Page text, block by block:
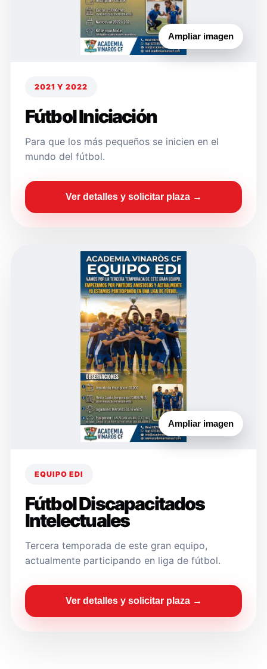
Ampliar imagen
2021 Y 2022
Fútbol Iniciación
Para que los más pequeños se inicien en el
mundo del fútbol.
Ver detalles y solicitar plaza →
Ampliar imagen
EQUIPO EDI
Fútbol Discapacitados
Intelectuales
Tercera temporada de este gran equipo,
actualmente participando en liga de fútbol.
Ver detalles y solicitar plaza →